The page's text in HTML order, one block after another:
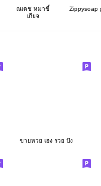
ณเดช หมาขี้
เกียจ
Zippysoap
ขายหวย เฮง รวย ปัง